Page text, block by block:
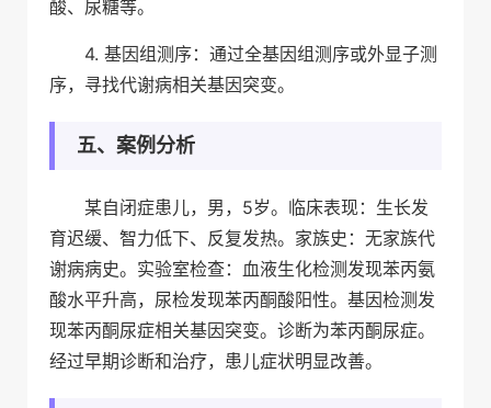
酸、尿糖等。
4. 基因组测序：通过全基因组测序或外显子测
序，寻找代谢病相关基因突变。
五、案例分析
某自闭症患儿，男，5岁。临床表现：生长发
育迟缓、智力低下、反复发热。家族史：无家族代
谢病病史。实验室检查：血液生化检测发现苯丙氨
酸水平升高，尿检发现苯丙酮酸阳性。基因检测发
现苯丙酮尿症相关基因突变。诊断为苯丙酮尿症。
经过早期诊断和治疗，患儿症状明显改善。